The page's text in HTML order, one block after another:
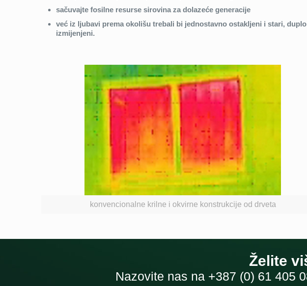
sačuvajte fosilne resurse sirovina za dolazeće generacije
već iz ljubavi prema okolišu trebali bi jednostavno ostakljeni i stari,
izmijenjeni.
konvencionalne krilne i okvirne konstrukcije od drveta
Želite
Nazovite nas na +387 (0) 61 405